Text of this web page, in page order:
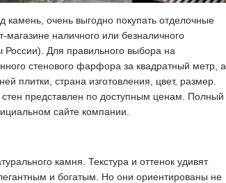
камень, очень выгодно покупать отделочные
наличного или безналичного
России). Для правильного выбора на
стенового фарфора за квадратный метр, а
плитки, страна изготовления, цвет, размер.
представлен по доступным ценам. Полный
сайте компании.
камня. Текстура и оттенок удивят
и богатым. Но они ориентированы не